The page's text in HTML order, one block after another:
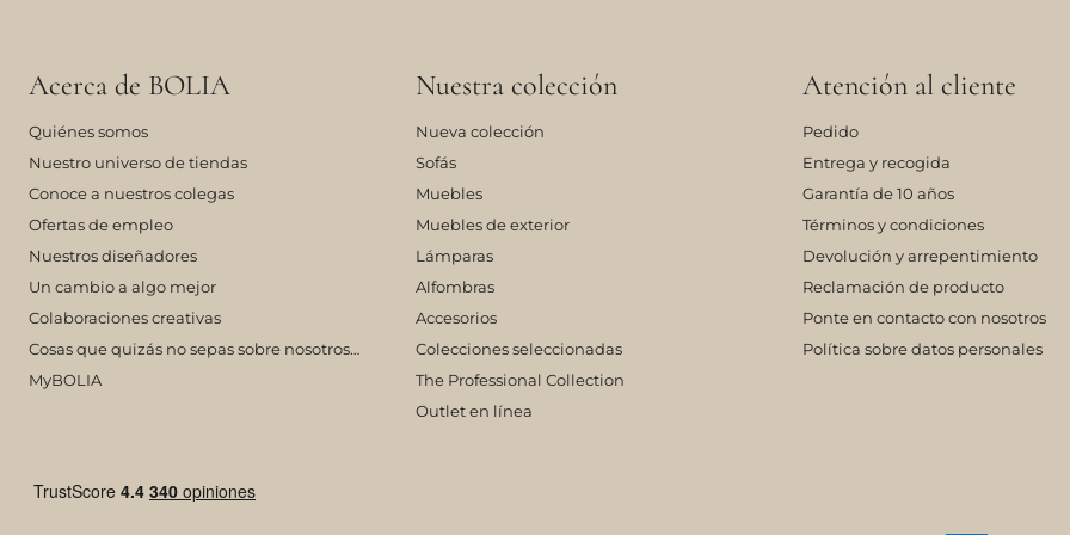
Acerca de BOLIA
Quiénes somos
Nuestro universo de tiendas
Conoce a nuestros colegas
Ofertas de empleo
Nuestros diseñadores
Un cambio a algo mejor
Colaboraciones creativas
Cosas que quizás no sepas sobre nosotros…
MyBOLIA
Nuestra colección
Nueva colección
Sofás
Muebles
Muebles de exterior
Lámparas
Alfombras
Accesorios
Colecciones seleccionadas
The Professional Collection
Outlet en línea
Atención al cliente
Pedido
Entrega y recogida
Garantía de 10 años
Términos y condiciones
Devolución y arrepentimiento
Reclamación de producto
Ponte en contacto con nosotros
Política sobre datos personales